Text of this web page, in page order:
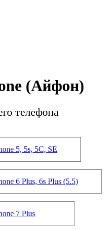
(Айфон)
телефона
5, 5s, 5С, SE
6 Plus, 6s Plus (5.5)
7 Plus